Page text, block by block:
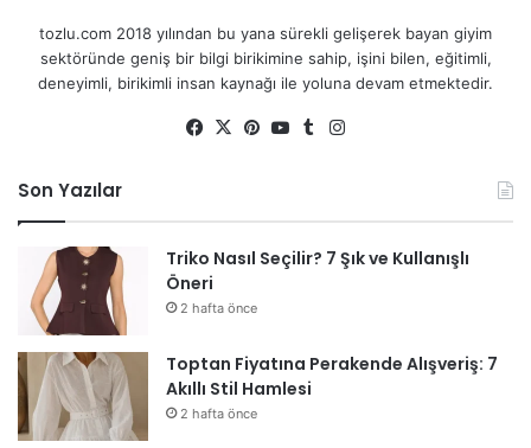
tozlu.com 2018 yılından bu yana sürekli gelişerek bayan giyim
sektöründe geniş bir bilgi birikimine sahip, işini bilen, eğitimli,
deneyimli, birikimli insan kaynağı ile yoluna devam etmektedir.
Fa
X
Pin
Yo
Tu
Son Yazılar
Triko Nasıl Seçilir? 7 Şık ve Kullanışlı
Öneri
2 hafta önce
Toptan Fiyatına Perakende Alışveriş: 7
Akıllı Stil Hamlesi
2 hafta önce